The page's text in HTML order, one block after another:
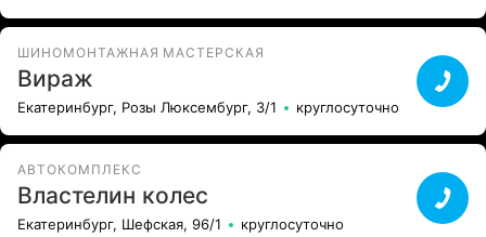
ШИНОМОНТАЖНАЯ МАСТЕРСКАЯ
Вираж
Екатеринбург, Розы Люксембург, 3/1 круглосуточно
АВТОКОМПЛЕКС
Властелин колес
Екатеринбург, Шефская, 96/1 круглосуточно